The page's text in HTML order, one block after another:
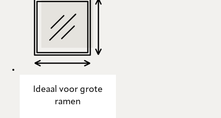
Ideaal voor grote
ramen